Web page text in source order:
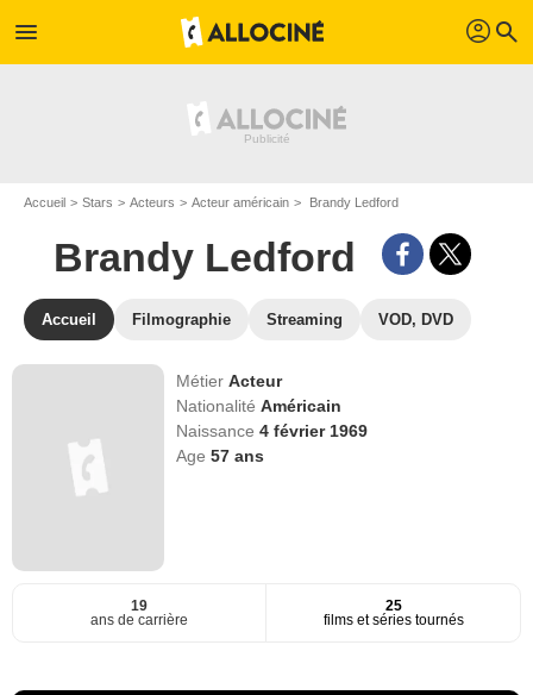
menu profil search
Accueil Stars Acteurs Acteur américain Brandy Ledford
Brandy Ledford
Accueil Filmographie Streaming VOD, DVD
MétierActeur
NationalitéAméricain
Naissance4 février 1969
Age57 ans
19
ans de carrière
25
films et séries tournés